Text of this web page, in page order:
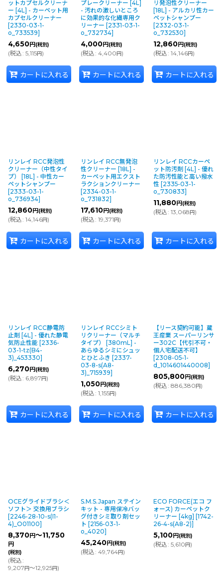
ットカプセルクリーナ
ー [4L] - カーペット用
カプセルクリーナー
[2330-03-1-
o_733539]
4,650円 (税別)
(税込: 5,115円)
カートに入れる
プレークリーナー [4L]
- 汚れの激しいところ
に効果的な化繊専用ク
リーナー [2331-03-1-
o_732734]
4,000円 (税別)
(税込: 4,400 円)
カートに入れる
リ発泡性クリーナー
[18L] - アルカリ性カー
ペットシャンプー
[2332-03-1-
o_732530]
12,860円 (税別)
(税込: 14,146円)
カートに入れる
リンレイ RCC発泡性
クリーナー（中性タイ
プ） [18L] - 中性カー
ペットシャンプー
[2333-03-1-
o_736934]
12,860円 (税別)
(税込: 14,146円)
カートに入れる
リンレイ RCC無発泡
性クリーナー [18L] -
カーペット用エクスト
ラクションクリーナー
[2334-03-1-
o_731832]
17,610円 (税別)
(税込: 19,371 円)
カートに入れる
リンレイ RCCカーペ
ット防汚剤 [4L] - 優れ
た防汚性能と高い撥水
性 [2335-03-1-
o_730833]
11,880円 (税別)
(税込: 13,068 円)
カートに入れる
リンレイ RCC静電防
止剤 [4L] - 優れた静電
気防止性能 [2336-
03-1-tz(B4-
3)_453330]
6,270円 (税別)
(税込: 6,897 円)
カートに入れる
リンレイ RCCシミト
リクリーナー（マルチ
タイプ） [380mL] -
あらゆるシミにシュッ
とひとふき [2337-
03-8-s(A8-
3)_715939]
1,050円 (税別)
(税込: 1,155円)
カートに入れる
【リース契約可能】蔵
王産業 スーパーリンサ
ー302C【代引不可・
個人宅配送不可】
[2308-05-1-
d_1014601440008]
805,800円 (税別)
(税込: 886,380 円)
カートに入れる
OCEグライドブラシ＜
ソフト＞ 交換用ブラシ
[2246-28-10-s(I1-
4)_O01100]
8,370円～11,750
円
(税別)
(税込:
9,207 円～12,925円)
S.M.S.Japan ステイン
キット - 専用保冷バッ
グ付きシミ取り剤セッ
ト [2156-03-1-
o_4020]
45,240円 (税別)
(税込: 49,764円)
ECO FORCE(エコ フ
ォース) カーペットク
リーナー [4kg] [1742-
26-4-s(A8-2)]
5,100円 (税別)
(税込: 5,610 円)